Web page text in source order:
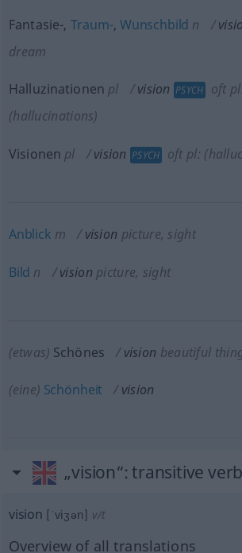
Fantasie-, Traum-, Wunschbild n
dream
Halluzinationen pl vision PSYCH oft
(hallucinations)
Visionen pl vision PSYCH oftpl:
Anblick m vision picture, sight
Bild n vision picture, sight
(etwas) Schönes vision beautiful
(eine) Schönheit vision
„vision“: transitive verb
vision [ˈviʒən] v/t
Overview of all translations